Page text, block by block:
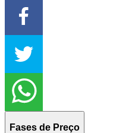
Fases de Preço